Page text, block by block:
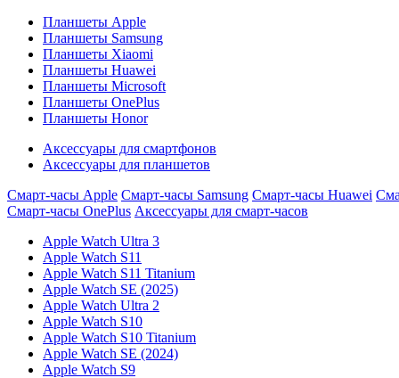
Планшеты Apple
Планшеты Samsung
Планшеты Xiaomi
Планшеты Huawei
Планшеты Microsoft
Планшеты OnePlus
Планшеты Honor
Аксессуары для смартфонов
Аксессуары для планшетов
Смарт-часы Apple Смарт-часы Samsung Смарт-часы Huawei
Смарт-часы OnePlus Аксессуары для смарт-часов
Apple Watch Ultra 3
Apple Watch S11
Apple Watch S11 Titanium
Apple Watch SE (2025)
Apple Watch Ultra 2
Apple Watch S10
Apple Watch S10 Titanium
Apple Watch SE (2024)
Apple Watch S9